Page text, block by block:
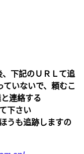
下記のＵＲＬて追
ていないで、頼むこ
連絡する
て下さい
うも追跡しますの